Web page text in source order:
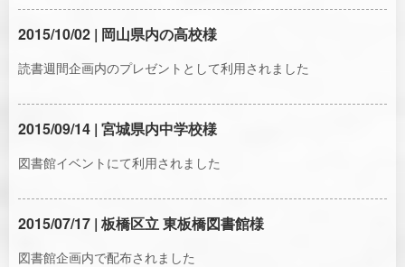
2015/10/02 | 岡山県内の高校様
読書週間企画内のプレゼントとして利用されました
2015/09/14 | 宮城県内中学校様
図書館イベントにて利用されました
2015/07/17 | 板橋区立 東板橋図書館様
図書館企画内で配布されました